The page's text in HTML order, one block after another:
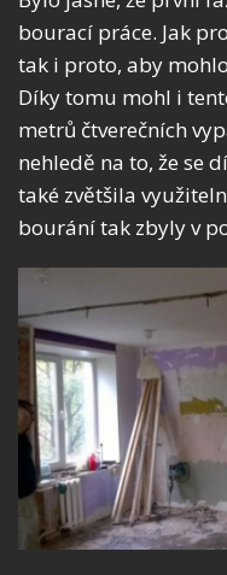
bourací práce. Jak
tak i proto, aby
Díky tomu mohl i
metrů čtverečních
nehledě na to, že se
také zvětšila
bourání tak zbyly v